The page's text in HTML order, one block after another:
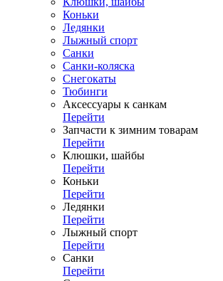
Коньки
Ледянки
Лыжный спорт
Санки
Санки-коляска
Снегокаты
Тюбинги
Аксессуары к санкам
Перейти
Запчасти к зимним товарам
Перейти
Клюшки, шайбы
Перейти
Коньки
Перейти
Ледянки
Перейти
Лыжный спорт
Перейти
Санки
Перейти